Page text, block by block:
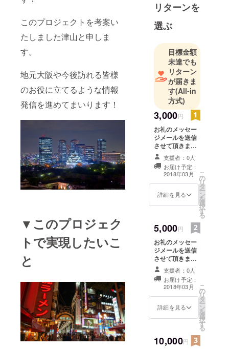
このプロジェクトを考案い
たしました津山と申しま
す。
地元大阪や今後訪れる皆様
のお役に立てるような情報
発信を進めてまいります！
▼このプロジェク
トで実現したいこ
と
リターンを
選ぶ
目標金額
未達でも
リターン
が届きま
す(All-in
方式)
3,000円
お礼のメッセー
ジメールを送信
させて頂きま
す。 大阪に関連
した高画質の画
像を20枚 パトロ
ン様専用リンク
よりダウンロー
ドしていただけ
支援者：0人
お届け予定：
2018年03月
詳細を見る
こ
の
リ
タ
ー
ン
を
選
択
す
る
5,000円
お礼のメッセー
ジメールを送信
させて頂きま
す。 大阪に関連
した高画質の画
像を50枚 パトロ
ン様専用リンク
よりダウンロー
ドしていただけ
支援者：0人
お届け予定：
2018年03月
詳細を見る
こ
の
リ
タ
ー
ン
を
選
択
す
る
10,000円